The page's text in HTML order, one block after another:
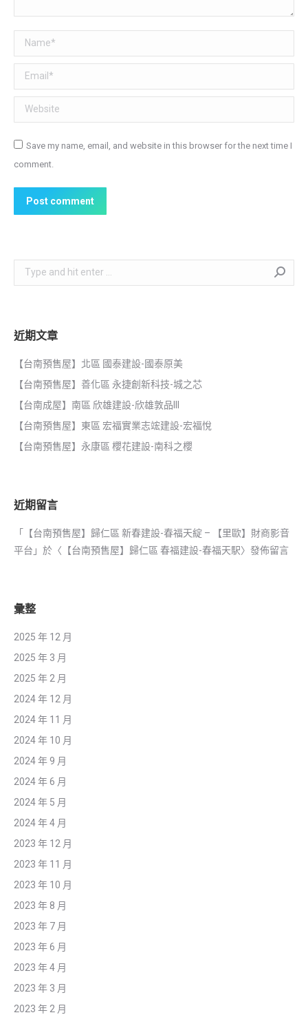
Name *
Email *
Website
Save my name, email, and website in this browser for the next time I
comment.
Post comment
Search:
近期文章
【台南預售屋】北區 國泰建設-國泰原美
【台南預售屋】善化區 永捷創新科技-城之芯
【台南成屋】南區 欣雄建設-欣雄敦品III
【台南預售屋】東區 宏福實業志竤建設-宏福悅
【台南預售屋】永康區 櫻花建設-南科之櫻
近期留言
「 【台南預售屋】歸仁區 新春建設-春福天綻 – 【里歐】財商影音
平台 」於〈 【台南預售屋】歸仁區 春福建設-春福天駅〉發佈留言
彙整
2025 年 12 月
2025 年 3 月
2025 年 2 月
2024 年 12 月
2024 年 11 月
2024 年 10 月
2024 年 9 月
2024 年 6 月
2024 年 5 月
2024 年 4 月
2023 年 12 月
2023 年 11 月
2023 年 10 月
2023 年 8 月
2023 年 7 月
2023 年 6 月
2023 年 4 月
2023 年 3 月
2023 年 2 月